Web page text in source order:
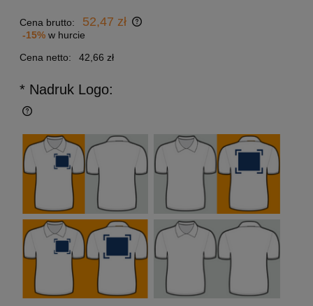
Cena brutto: 52,47 zł
-15% w hurcie
Cena netto:
42,66 zł
* Nadruk Logo: